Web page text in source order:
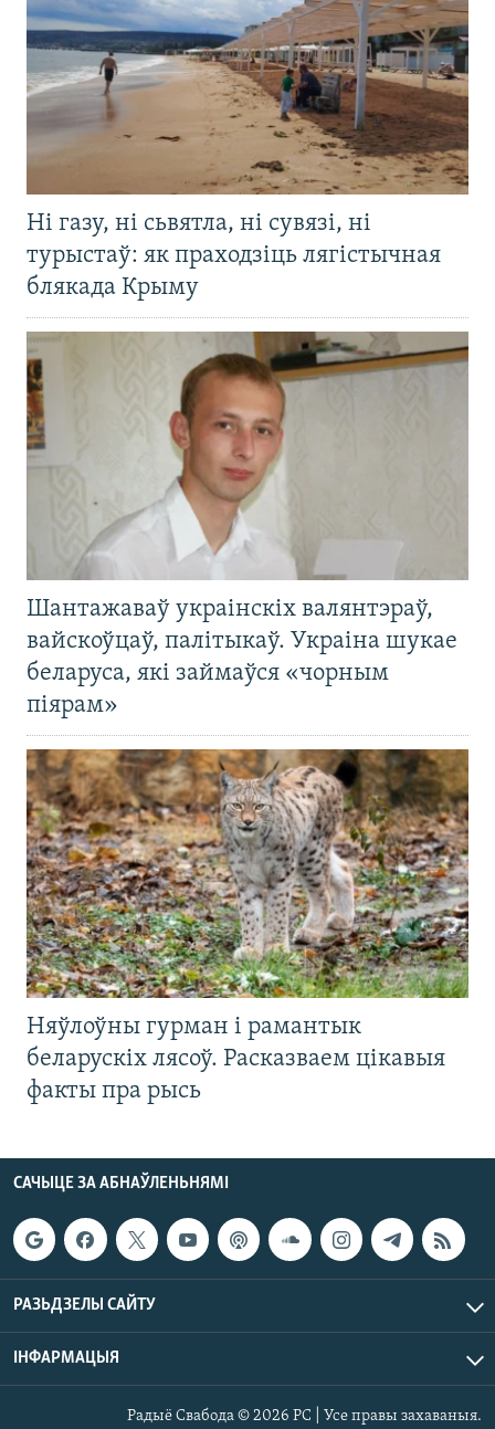
Ні газу, ні сьвятла, ні сувязі, ні
турыстаў: як праходзіць лягістычная
блякада Крыму
Шантажаваў украінскіх валянтэраў,
вайскоўцаў, палітыкаў. Украіна шукае
беларуса, які займаўся «чорным
піярам»
Няўлоўны гурман і рамантык
беларускіх лясоў. Расказваем цікавыя
факты пра рысь
САЧЫЦЕ ЗА АБНАЎЛЕНЬНЯМІ
РАЗЬДЗЕЛЫ САЙТУ
ІНФАРМАЦЫЯ
Радыё Свабода © 2026 РС | Усе правы захаваныя.